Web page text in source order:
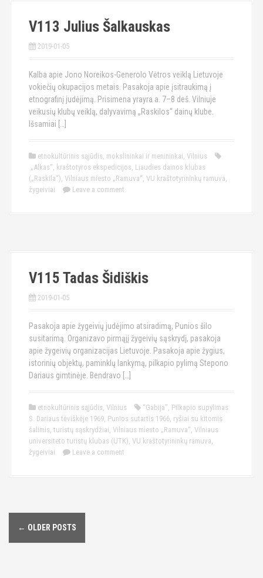
V113 Julius Šalkauskas
2019-01-05
Kalba apie Jono Noreikos-Generolo Vėtros veiklą Lietuvoje
vokiečių okupacijos metais. Pasakoja apie įsitraukimą į
etnografinį judėjimą. Prisimena yrayra a. 7–8 deš. Vilniuje
veikusių klubų veiklą, dalyvavimą „Raskilos“ dainų klube.
Išsamiai […]
etnokultūrinis sąjūdis, mokslininkai ir menininkai, Vilnius
„Alkas“, kraštotyros ekspedicijos, Liaudies dainos klubas
(„Raskila“), Vilniaus miesto „Ramuva“, VU kraštotyrininkų ramuva,
žygeiviai
Leave a comment
V115 Tadas Šidiškis
2019-01-05
Pasakoja apie žygeivių judėjimo atsiradimą, Punios šilo
susitarimą. Organizavo pirmąjį žygeivių sąskrydį, pasakoja
apie žygeivių organizacijas Lietuvoje. Pasakoja apie žygius,
istorinių objektų, paminklų lankymą, pilkapio pylimą Stepono
Dariaus gimtinėje. Bendravo […]
etnokultūrinis sąjūdis, Vilnius “Gabija”, Pilkapio supylimas
S. Dariaus tėviškėje 1969, Punios sutartis 1966, ryšiai su kitomis
šalimis, turistų sąskrydžiai, Vilniaus miesto „Ramuva“, Vilniaus
universiteto turistų klubas (UTK), VU kraštotyrininkų ramuva,
žygeiviai
Leave a comment
P← OLDER POSTS